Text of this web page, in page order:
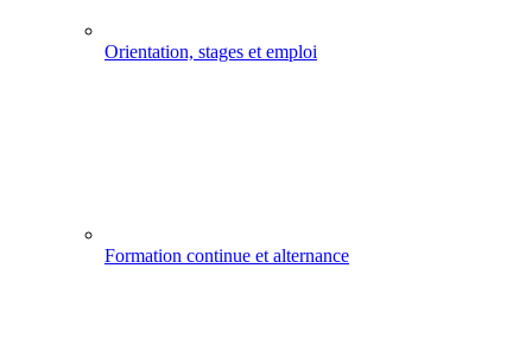
Orientation, stages et emploi
Formation continue et alternance